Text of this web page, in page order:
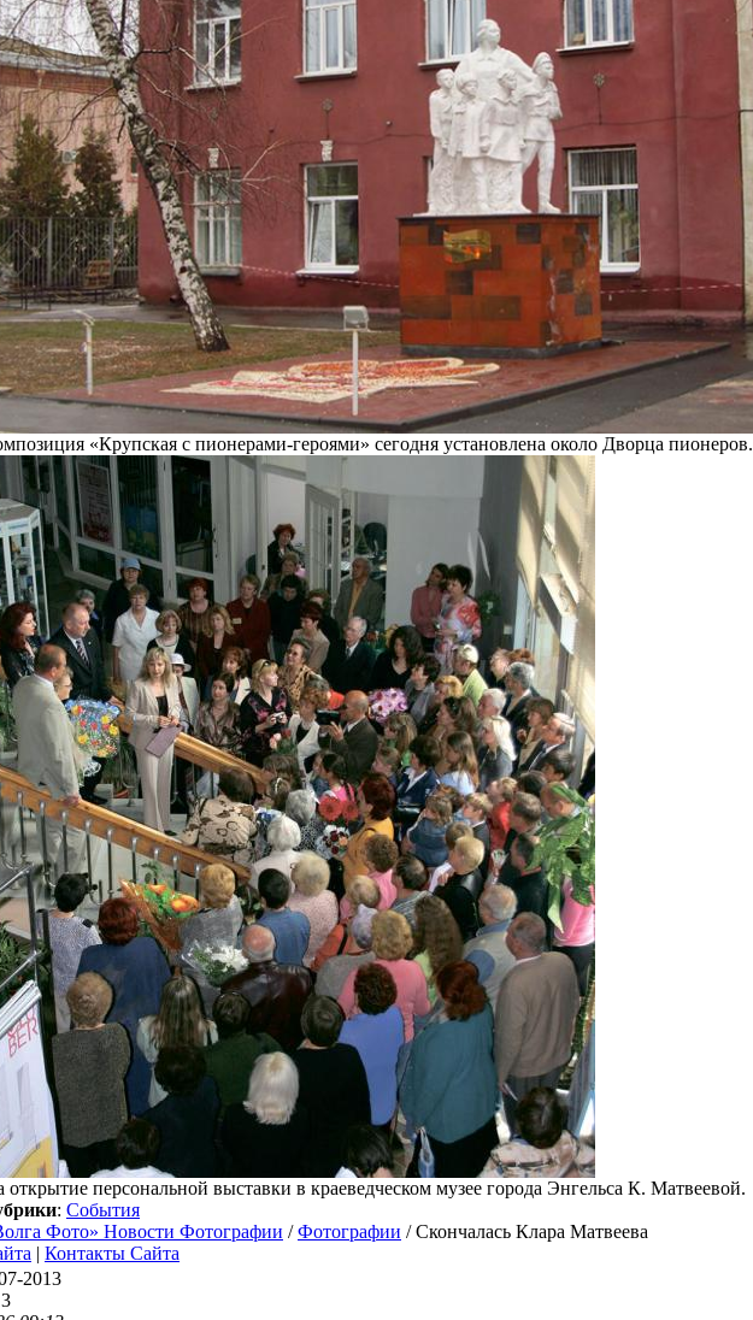
«Крупская с пионерами-героями» сегодня установлена около Дворца пионеров.
открытие персональной выставки в краеведческом музее города Энгельса К. Матвеевой.
: События
Фото» Новости Фотографии /Фотографии / Скончалась Клара Матвеева
| Контакты Сайта
2013